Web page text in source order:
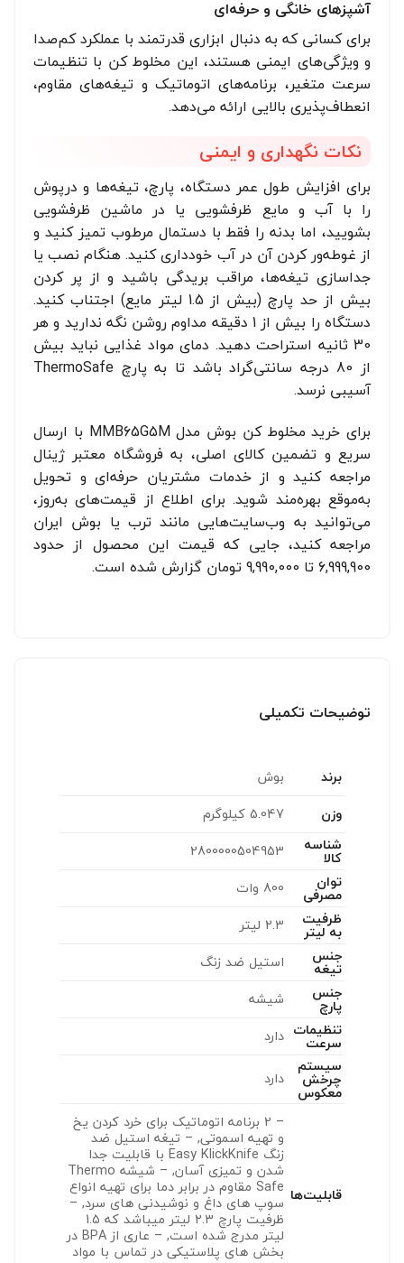
آشپزهای خانگی و حرفه‌ای
برای کسانی که به دنبال ابزاری قدرتمند با عملکرد کم‌صدا
و ویژگی‌های ایمنی هستند، این مخلوط کن با تنظیمات
سرعت متغیر، برنامه‌های اتوماتیک و تیغه‌های مقاوم،
انعطاف‌پذیری بالایی ارائه می‌دهد.
نکات نگهداری و ایمنی
برای افزایش طول عمر دستگاه، پارچ، تیغه‌ها و درپوش
را با آب و مایع ظرفشویی یا در ماشین ظرفشویی
بشویید، اما بدنه را فقط با دستمال مرطوب تمیز کنید و
از غوطه‌ور کردن آن در آب خودداری کنید. هنگام نصب یا
جداسازی تیغه‌ها، مراقب بریدگی باشید و از پر کردن
بیش از حد پارچ (بیش از 1.5 لیتر مایع) اجتناب کنید.
دستگاه را بیش از 1 دقیقه مداوم روشن نگه ندارید و هر
30 ثانیه استراحت دهید. دمای مواد غذایی نباید بیش
از 80 درجه سانتی‌گراد باشد تا به پارچ ThermoSafe
آسیبی نرسد.
برای خرید مخلوط کن بوش مدل MMB65G5M با ارسال
سریع و تضمین کالای اصلی، به فروشگاه معتبر ژینال
مراجعه کنید و از خدمات مشتریان حرفه‌ای و تحویل
به‌موقع بهره‌مند شوید. برای اطلاع از قیمت‌های به‌روز،
می‌توانید به وب‌سایت‌هایی مانند ترب یا بوش ایران
مراجعه کنید، جایی که قیمت این محصول از حدود
6,999,900 تا 9,990,000 تومان گزارش شده است.
توضیحات تکمیلی
برند
بوش
وزن
5.047 کیلوگرم
شناسه
کالا
2800000504953
توان
مصرفی
800 وات
ظرفیت
به لیتر
2.3 لیتر
جنس
تیغه
استیل ضد زنگ
جنس
پارچ
شیشه
تنظیمات
سرعت
دارد
سیستم
چرخش
معکوس
دارد
قابلیت‌ها
– 2 برنامه اتوماتیک برای خرد کردن یخ
و تهیه اسموتی, – تیغه استیل ضد
زنگ Easy KlickKnife با قابلیت جدا
شدن و تمیزی آسان, – شیشه Thermo
Safe مقاوم در برابر دما برای تهیه انواع
سوپ های داغ و نوشیدنی های سرد, –
ظرفیت پارچ 2.3 لیتر میباشد که 1.5
لیتر مدرج شده است, – عاری از BPA در
بخش های پلاستیکی در تماس با مواد